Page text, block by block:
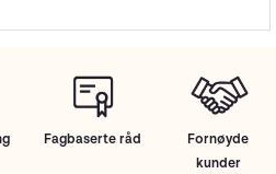
Fagbaserte råd
Fornøyde
kunder